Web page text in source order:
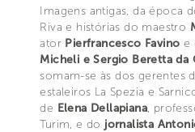
Imagens antigas, da época
Riva e histórias do maestro
ator Pierfrancesco Favino e
Micheli e Sergio Beretta da
somam-se às dos gerentes
estaleiros La Spezia e
de Elena Dellapiana,
Turim, e do jornalista